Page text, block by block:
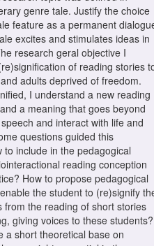
genre tale. Justify the choice
feature as a permanent
excites and stimulates ideas in
research geral objective I
of reading stories
adults deprived of freedom.
I understand a new reading
a meaning that goes beyond
and interact with life and
questions guided this
to include in the pedagogical
reading conception
How to propose pedagogical
the student to (re)signify
from the reading of short stories
giving voices to these students?
a short theoretical base on